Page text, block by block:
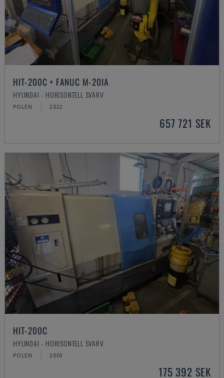
HIT-200C + FANUC M-20IA
HYUNDAI - HORISONTELL SVARV
POLEN 2022
657 721 SEK
HIT-200C
HYUNDAI - HORISONTELL SVARV
POLEN 2003
175 392 SEK